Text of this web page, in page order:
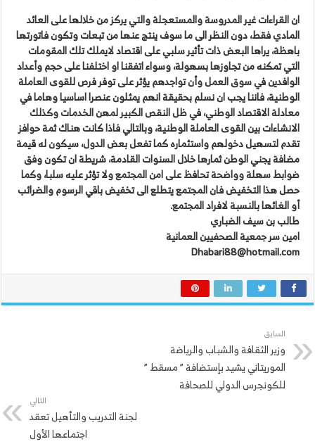
ان القراءات غير المدروسة والمستعجلة والتي يركز من خلالها على العائد
المادي فقط، دون النظر الى ما سوف ينتج عنها من تبعات وتكون فاتورتها
باهظة، يراها البعض ذات تأثير سلبي على اقتصاد لايملك تلك المقومات
التي تمكنه من تجاوزها بسهولة، وسواء اتفقنا او اختلفنا على حجم وأعداد
الوافدين في سوق العمل وأن تواجدهم يؤثر على توفر فرص للقوى العاملة
الوطنية، فاننا يجب ان نسلم بحقيقة انهم يمثلون عنصرا اساسيا وهاما في
معادلة الاقتصاد الوطني، في ظل النقص الكبير لمهن الخدمات وكذلك
الانشاءات بين القوى العاملة الوطنية، وبالتالي فاذا كانت هناك ثمة حوافز
تقدم لتسهيل دخولهم واستثماره كما تفعل بعض الدول، سيكون له قيمة
مضافة يجني الوطن ثمارها خلال السنوات القادمة، شريطة ان تكون وفق
ضوابط سهلة وواضحة تحافظ على امن المجتمع ولا تؤثر عليه سلبا، وكما
حصل هذا التخفيض فان المجتمع يتطلع الى تخفيض باقي الرسوم والضرائب
أو الغائها بالنسبة لافراد المجتمع.
طالب بن سيف الضباري
امين سر جمعية الصحفيين العمانية
Dhabari88@hotmail.com
السابق
وزير الثقافة والشباب والرياضة
الموريتاني يشيد بإستضافة ” مسقط ”
للكونجرس الدولي للصحافة
التالي
لجنة التدريب والتأهيل تعقد
اجتماعها الأول